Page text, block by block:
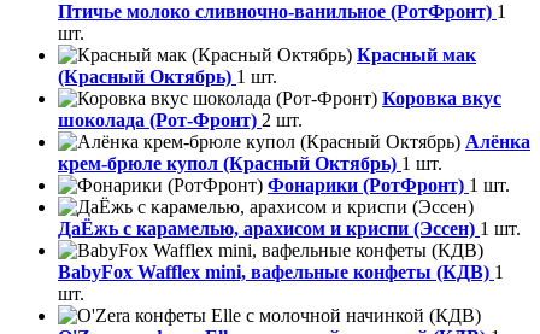
Птичье молоко сливночно-ванильное (РотФронт) 1
шт.
Красный мак
(Красный Октябрь) 1 шт.
Коровка вкус
шоколада (Рот-Фронт) 2 шт.
Алёнка
крем-брюле купол (Красный Октябрь) 1 шт.
Фонарики (РотФронт) 1 шт.
ДаЁжь с карамелью, арахисом и криспи (Эссен) 1 шт.
BabyFox Wafflex mini, вафельные конфеты (КДВ) 1
шт.